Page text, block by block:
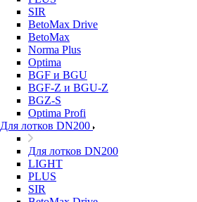
SIR
BetoMax Drive
BetoMax
Norma Plus
Optima
BGF и BGU
BGF-Z и BGU-Z
BGZ-S
Optima Profi
Для лотков DN200
Для лотков DN200
LIGHT
PLUS
SIR